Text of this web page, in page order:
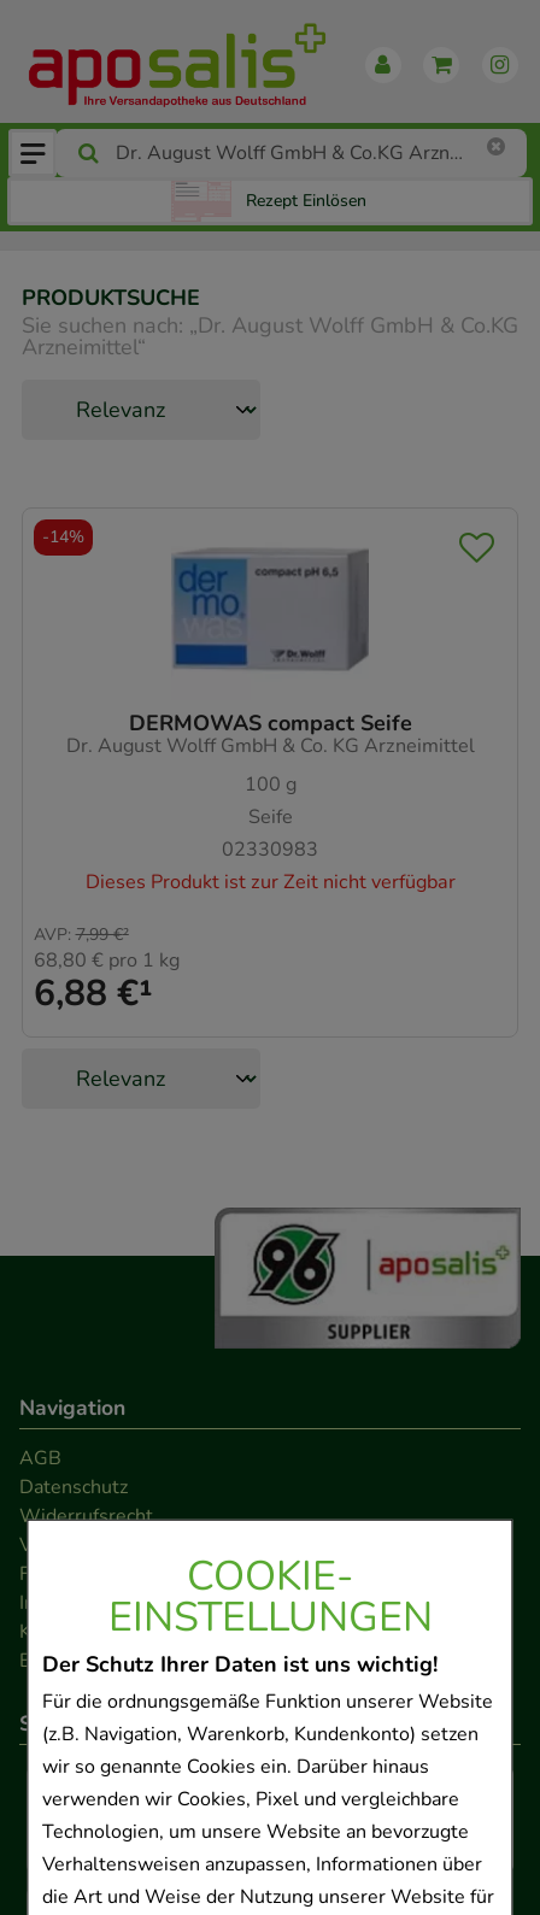
COOKIE-
EINSTELLUNGEN
Der Schutz Ihrer Daten ist uns wichtig!
Für die ordnungsgemäße Funktion unserer Website
(z.B. Navigation, Warenkorb, Kundenkonto) setzen
wir so genannte Cookies ein. Darüber hinaus
verwenden wir Cookies, Pixel und vergleichbare
Technologien, um unsere Website an bevorzugte
Verhaltensweisen anzupassen, Informationen über
die Art und Weise der Nutzung unserer Website für
Rezept Einlösen
PRODUKTSUCHE
Sie suchen nach: „Dr. August Wolff GmbH & Co.KG
Arzneimittel“
DERMOWAS compact Seife
Dr. August Wolff GmbH & Co. KG Arzneimittel
100 g
Seife
02330983
Dieses Produkt ist zur Zeit nicht verfügbar
6,88 €¹
AVP: 7,99 €²
68,80 € pro 1 kg
-14%
Navigation
AGB
Datenschutz
Widerrufsrecht
Versandkosten
FAQ
Impressum
Kontakt
Barrierefreiheitserklärung
So können Sie bezahlen